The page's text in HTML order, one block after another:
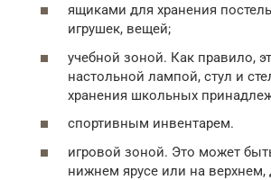
ящиками для хранения
игрушек, вещей;
учебной зоной. Как правило,
настольной лампой, стул и
хранения школьных
спортивным инвентарем.
игровой зоной. Это может
нижнем ярусе или на верхнем,